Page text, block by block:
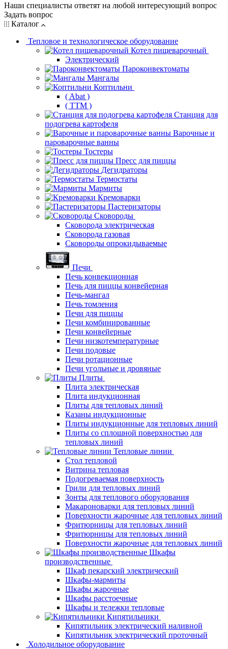
Наши специалисты ответят на любой интересующий вопрос
Задать вопрос
Каталог
Тепловое и технологическое оборудование
Котел пищеварочный
Электрический
Пароконвектоматы
Мангалы
Коптильни
( Abat )
( ТТМ )
Станция для
подогрева картофеля
Варочные и
пароварочные ванны
Тостеры
Пресс для пиццы
Дегидраторы
Термостаты
Мармиты
Кремоварки
Пастеризаторы
Сковороды
Сковорода электрическая
Сковорода газовая
Сковороды опрокидываемые
Печи
Печь конвекционная
Печь для пиццы конвейерная
Печь-мангал
Печь томления
Печи для пиццы
Печи комбинированные
Печи конвейерные
Печи низкотемпературные
Печи подовые
Печи ротационные
Печи угольные и дровяные
Плиты
Плита электрическая
Плита индукционная
Плиты для тепловых линий
Казаны индукционные
Плиты индукционные для тепловых линий
Плиты со сплошной поверхностью для
тепловых линий
Тепловые линии
Стол тепловой
Витрина тепловая
Подогреваемая поверхность
Грили для тепловых линий
Зонты для теплового оборудования
Макароноварки для тепловых линий
Поверхности жарочные для тепловых линий
Фритюрницы для тепловых линий
Фритюрницы для тепловых линий
Поверхности жарочные для тепловых линий
Шкафы
производственные
Шкаф пекарский электрический
Шкафы-мармиты
Шкафы жарочные
Шкафы расстоечные
Шкафы и тележки тепловые
Кипятильники
Кипятильник электрический наливной
Кипятильник электрический проточный
Холодильное оборудование